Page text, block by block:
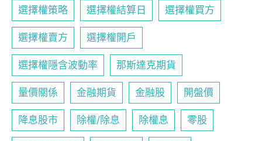
選擇權策略 選擇權結算日 選擇權買方
選擇權賣方 選擇權開戶
選擇權隱含波動率 那斯達克期貨
量價關係 金融期貨 金融股 開盤價
降息股市 除權/除息 除權息 零股